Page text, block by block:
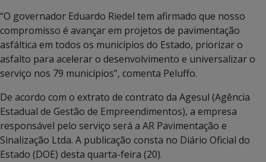
“O governador Eduardo Riedel tem afirmado que nosso
compromisso é avançar em projetos de pavimentação
asfáltica em todos os municípios do Estado, priorizar o
asfalto para acelerar o desenvolvimento e universalizar o
serviço nos 79 municípios”, comenta Peluffo.
De acordo com o extrato de contrato da Agesul (Agência
Estadual de Gestão de Empreendimentos), a empresa
responsável pelo serviço será a AR Pavimentação e
Sinalização Ltda. A publicação consta no Diário Oficial do
Estado (DOE) desta quarta-feira (20).